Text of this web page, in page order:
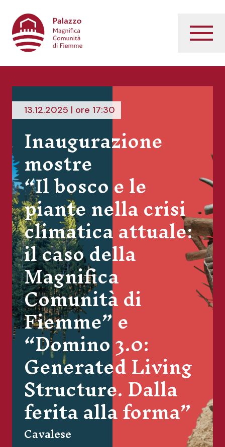
Palazzo Magnifica Comunità di Fiemme Menu
13.12.2025 | ore 17:30
Inaugurazione
mostre
“Il bosco e le
piante nella crisi
climatica attuale:
il caso della
Magnifica
Comunità di
Fiemme” e
“Domino 3.0:
Generated Living
Structure. Dalla
ferita alla forma”
Cavalese